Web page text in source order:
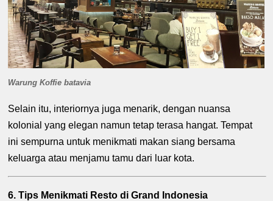
Warung Koffie batavia
Selain itu, interiornya juga menarik, dengan nuansa
kolonial yang elegan namun tetap terasa hangat. Tempat
ini sempurna untuk menikmati makan siang bersama
keluarga atau menjamu tamu dari luar kota.
6. Tips Menikmati Resto di Grand Indonesia